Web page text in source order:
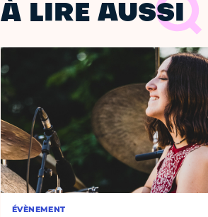
À LIRE AUSSI
ÉVÈNEMENT